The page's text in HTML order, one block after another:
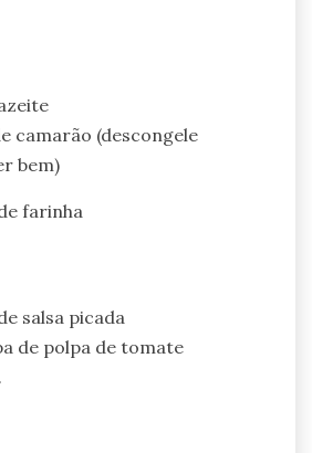
camarão (descongele
bem)
farinha
salsa picada
de polpa de tomate